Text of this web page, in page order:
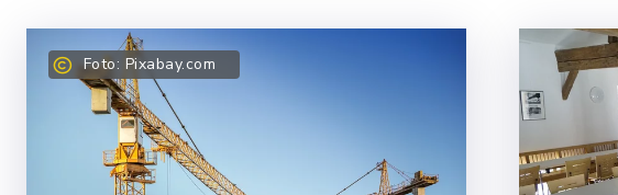
Foto: Pixabay.com